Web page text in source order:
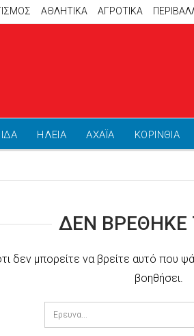
ΑΘΛΗΤΙΚΆ ΑΓΡΟΤΙΚΑ
ΗΛΕΙΑ ΑΧΑΪΑ ΚΟΡΙΝΘΙΑ
ΔΕΝ ΒΡΈΘΗΚΕ
δεν μπορείτε να βρείτε αυτό που
βοηθήσει.